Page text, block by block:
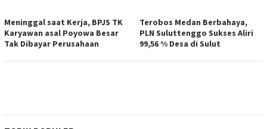
Meninggal saat Kerja, BPJS TK
Karyawan asal Poyowa Besar
Tak Dibayar Perusahaan
Terobos Medan Berbahaya,
PLN Suluttenggo Sukses Aliri
99,56 % Desa di Sulut